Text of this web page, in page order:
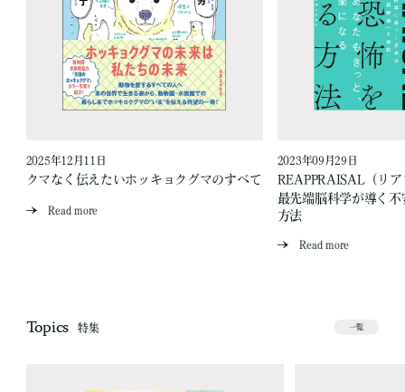
2025年12月11日
クマなく伝えたいホッキョクグマのすべて
Read more
2023年09月29日
REAPPRAISAL（リ
最先端脳科学が導く
方法
Read more
Topics 特集 一覧